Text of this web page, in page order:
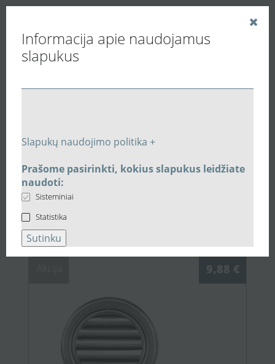
Informacija apie naudojamus
slapukus
Slapukų naudojimo politika +
Prašome pasirinkti, kokius slapukus leidžiate
naudoti:
Sisteminiai
Statistika
Sutinku
Vedinu.LT Buitiniai ventiliatoriai
Lubiniai ventiliatoriai
Susijusios prekės
Susijusi įranga:
Blauberg VALEO-BP35/60
ventiliatorius su atbuliniu vožtuvu
9,88 €